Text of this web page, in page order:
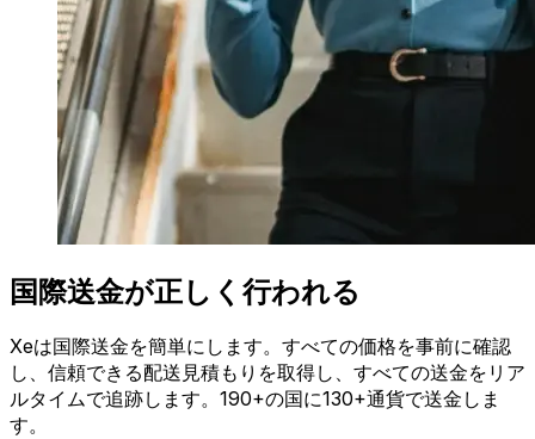
国際送金が正しく行われる
Xeは国際送金を簡単にします。すべての価格を事前に確認
し、信頼できる配送見積もりを取得し、すべての送金をリア
ルタイムで追跡します。190+の国に130+通貨で送金しま
す。